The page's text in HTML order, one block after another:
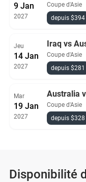
9 Jan
2027
Coupe d'Asie
depuis $394
Jeu
14 Jan
2027
Iraq vs
Coupe d'Asie
depuis $281
Mar
19 Jan
2027
Australia
Coupe d'Asie
depuis $328
Disponibilité